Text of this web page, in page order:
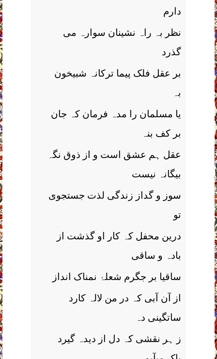
دارم
نظر بہ راہ نشینان سوارہ می
گذرد
بر عقل فلک پیما ترکانہ شبیخون
بہ
یا مسلمان را مدہ فرمان کہ جان
بر کف بنہ
عقل ہم عشق است و از ذوق نگہ
بیگانہ نیست
سوز و گداز زندگی لذت جستجوی
تو
درین محفل کہ کار او گذشت از
بادہ و ساقی
ساقیا بر جگرم شعلۂ نمناک انداز
از آن آبی کہ در من لالہ کارد
ساتگینی دہ
ز ہر نقشی کہ دل از دیدہ گیرد